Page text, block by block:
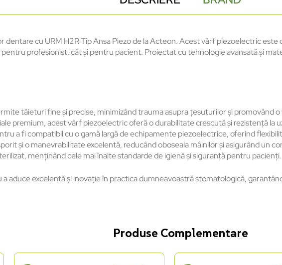
dentare cu URM H2R Tip Ansa Piezo de la Acteon. Acest vârf piezoelectric
profesionist, cât și pentru pacient. Proiectat cu tehnologie avansată și
tăieturi fine și precise, minimizând trauma asupra țesuturilor și promovând o
premium, acest vârf piezoelectric oferă o durabilitate crescută și rezistență la
a fi compatibil cu o gamă largă de echipamente piezoelectrice, oferind
și o manevrabilitate excelentă, reducând oboseala mâinilor și asigurând un
menținând cele mai înalte standarde de igienă și siguranță pentru pacienți.
aduce excelență și inovație în practica dumneavoastră stomatologică,
Produse Complementare